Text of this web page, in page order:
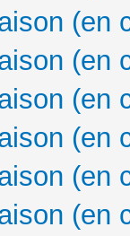
(en
(en
(en
(en
(en
(en